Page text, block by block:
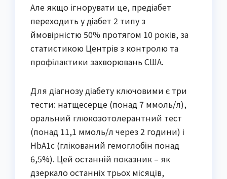
Але якщо ігнорувати це, предіабет
переходить у діабет 2 типу з
ймовірністю 50% протягом 10 років, за
статистикою Центрів з контролю та
профілактики захворювань США.
Для діагнозу діабету ключовими є три
тести: натщесерце (понад 7 ммоль/л),
оральний глюкозотолерантний тест
(понад 11,1 ммоль/л через 2 години) і
HbA1c (глікований гемоглобін понад
6,5%). Цей останній показник – як
дзеркало останніх трьох місяців,